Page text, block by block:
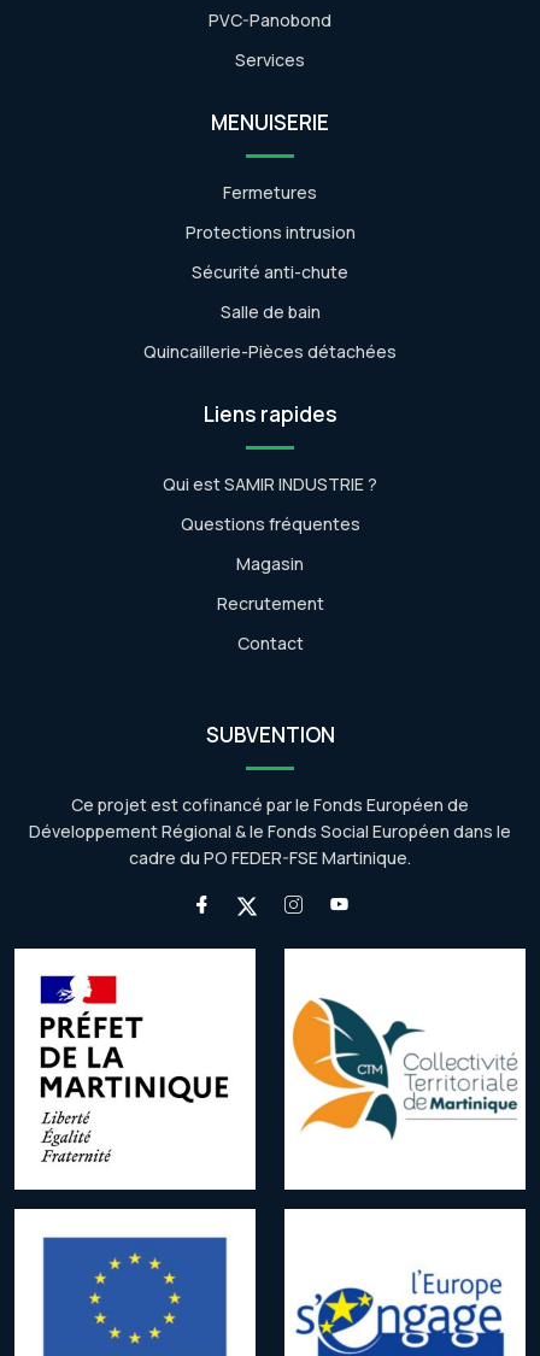
PVC-Panobond
Services
MENUISERIE
Fermetures
Protections intrusion
Sécurité anti-chute
Salle de bain
Quincaillerie-Pièces détachées
Liens rapides
Qui est SAMIR INDUSTRIE ?
Questions fréquentes
Magasin
Recrutement
Contact
SUBVENTION
Ce projet est cofinancé par le Fonds Européen de
Développement Régional & le Fonds Social Européen dans le
cadre du PO FEDER-FSE Martinique.